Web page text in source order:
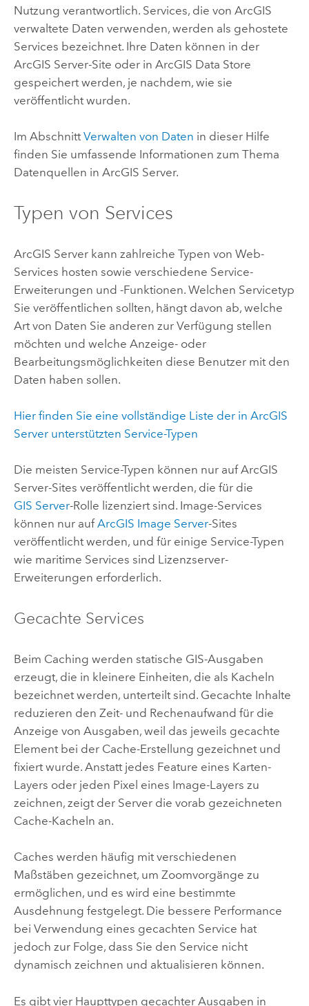
Nutzung verantwortlich. Services, die von ArcGIS
verwaltete Daten verwenden, werden als gehostete
Services bezeichnet. Ihre Daten können in der
ArcGIS Server-Site oder in ArcGIS Data Store
gespeichert werden, je nachdem, wie sie
veröffentlicht wurden.
Im Abschnitt Verwalten von Daten in dieser Hilfe
finden Sie umfassende Informationen zum Thema
Datenquellen in ArcGIS Server.
Typen von Services
ArcGIS Serverkann zahlreiche Typen von Web-
Services hosten sowie verschiedene Service-
Erweiterungen und -Funktionen. Welchen Servicetyp
Sie veröffentlichen sollten, hängt davon ab, welche
Art von Daten Sie anderen zur Verfügung stellen
möchten und welche Anzeige- oder
Bearbeitungsmöglichkeiten diese Benutzer mit den
Daten haben sollen.
Hier finden Sie eine vollständige Liste der in ArcGIS
Serverunterstützten Service-Typen
Die meisten Service-Typen können nur aufArcGIS
Server-Sites veröffentlicht werden, die für die
GIS Server-Rolle lizenziert sind. Image-Services
können nur aufArcGIS Image Server-Sites
veröffentlicht werden, und für einige Service-Typen
wie maritime Services sind Lizenzserver-
Erweiterungen erforderlich.
Gecachte Services
Beim Caching werden statische GIS-Ausgaben
erzeugt, die in kleinere Einheiten, die als Kacheln
bezeichnet werden, unterteilt sind. Gecachte Inhalte
reduzieren den Zeit- und Rechenaufwand für die
Anzeige von Ausgaben, weil das jeweils gecachte
Element bei der Cache-Erstellung gezeichnet und
fixiert wurde. Anstatt jedes Feature eines Karten-
Layers oder jeden Pixel eines Image-Layers zu
zeichnen, zeigt der Server die vorab gezeichneten
Cache-Kacheln an.
Caches werden häufig mit verschiedenen
Maßstäben gezeichnet, um Zoomvorgänge zu
ermöglichen, und es wird eine bestimmte
Ausdehnung festgelegt. Die bessere Performance
bei Verwendung eines gecachten Service hat
jedoch zur Folge, dass Sie den Service nicht
dynamisch zeichnen und aktualisieren können.
Es gibt vier Haupttypen gecachter Ausgaben in